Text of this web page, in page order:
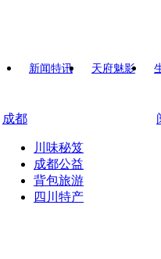
新闻特讯 天府魅影
成都
川味秘笈
成都公益
背包旅游
四川特产